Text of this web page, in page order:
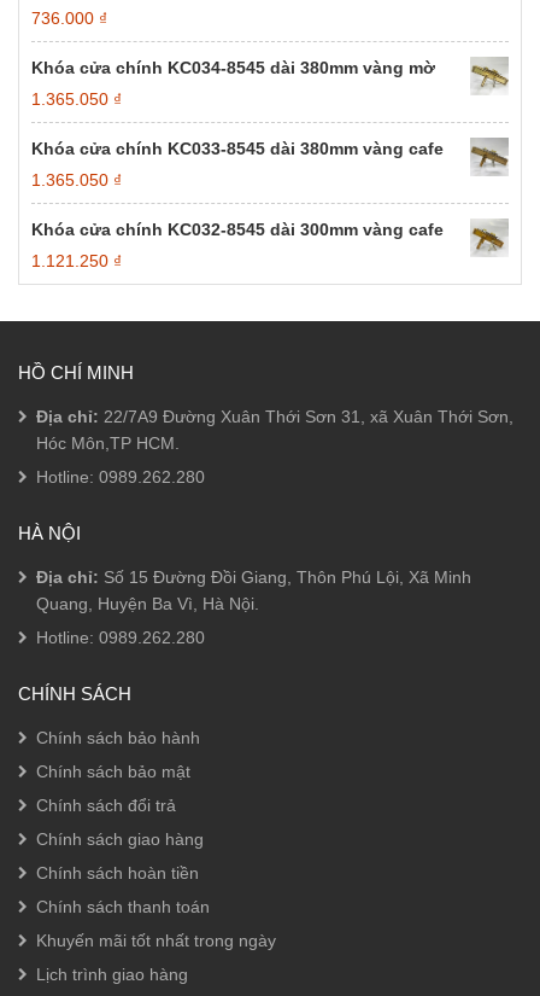
736.000 ₫
Khóa cửa chính KC034-8545 dài 380mm vàng mờ
1.365.050 ₫
Khóa cửa chính KC033-8545 dài 380mm vàng cafe
1.365.050 ₫
Khóa cửa chính KC032-8545 dài 300mm vàng cafe
1.121.250 ₫
HỒ CHÍ MINH
Địa chỉ: 22/7A9 Đường Xuân Thới Sơn 31, xã Xuân Thới Sơn,
Hóc Môn,TP HCM.
Hotline: 0989.262.280
HÀ NỘI
Địa chỉ: Số 15 Đường Đồi Giang, Thôn Phú Lội, Xã Minh
Quang, Huyện Ba Vì, Hà Nội.
Hotline: 0989.262.280
CHÍNH SÁCH
Chính sách bảo hành
Chính sách bảo mật
Chính sách đổi trả
Chính sách giao hàng
Chính sách hoàn tiền
Chính sách thanh toán
Khuyến mãi tốt nhất trong ngày
Lịch trình giao hàng